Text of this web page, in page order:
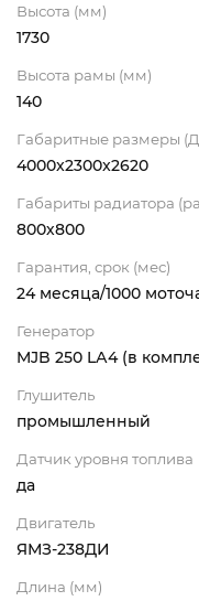
Высота (мм)
1730
Высота рамы (мм)
140
Габаритные размеры
4000x2300x2620
Габариты радиатора
800х800
Гарантия, срок (мес)
24 месяца/1000
Генератор
MJB 250 LА4 (в
Глушитель
промышленный
Датчик уровня топлива
да
Двигатель
ЯМЗ-238ДИ
Длина (мм)